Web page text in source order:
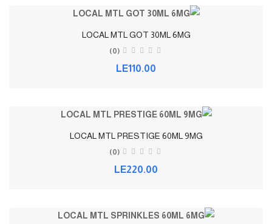
LOCAL MTL GOT 30ML 6MG
(0)
LE110.00
LOCAL MTL PRESTIGE 60ML 9MG
(0)
LE220.00